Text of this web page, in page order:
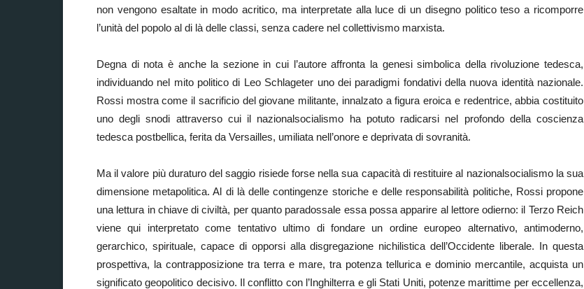
non vengono esaltate in modo acritico, ma interpretate alla luce di un disegno politico teso a ricomporre
l’unità del popolo al di là delle classi, senza cadere nel collettivismo marxista.
Degna di nota è anche la sezione in cui l’autore affronta la genesi simbolica della rivoluzione tedesca,
individuando nel mito politico di Leo Schlageter uno dei paradigmi fondativi della nuova identità nazionale.
Rossi mostra come il sacrificio del giovane militante, innalzato a figura eroica e redentrice, abbia costituito
uno degli snodi attraverso cui il nazionalsocialismo ha potuto radicarsi nel profondo della coscienza
tedesca postbellica, ferita da Versailles, umiliata nell’onore e deprivata di sovranità.
Ma il valore più duraturo del saggio risiede forse nella sua capacità di restituire al nazionalsocialismo la sua
dimensione metapolitica. Al di là delle contingenze storiche e delle responsabilità politiche, Rossi propone
una lettura in chiave di civiltà, per quanto paradossale essa possa apparire al lettore odierno: il Terzo Reich
viene qui interpretato come tentativo ultimo di fondare un ordine europeo alternativo, antimoderno,
gerarchico, spirituale, capace di opporsi alla disgregazione nichilistica dell’Occidente liberale. In questa
prospettiva, la contrapposizione tra terra e mare, tra potenza tellurica e dominio mercantile, acquista un
significato geopolitico decisivo. Il conflitto con l’Inghilterra e gli Stati Uniti, potenze marittime per eccellenza,